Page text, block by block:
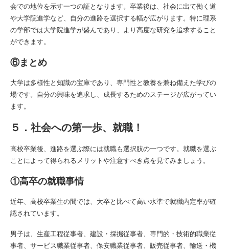
会での地位を示す一つの証となります。卒業後は、社会に出て働く道
や大学院進学など、自分の進路を選択する幅が広がります。特に理系
の学部では大学院進学が盛んであり、より高度な研究を追求すること
ができます。
⑥まとめ
大学は多様性と知識の宝庫であり、専門性と教養を兼ね備えた学びの
場です。自分の興味を追求し、成長するためのステージが広がってい
ます。
５．社会への第一歩、就職！
高校卒業後、進路を選ぶ際には就職も選択肢の一つです。就職を選ぶ
ことによって得られるメリットや注意すべき点を見てみましょう。
①高卒の就職事情
近年、高校卒業生の間では、大卒と比べて高い水準で就職内定率が確
認されています。
男子は、生産工程従事者、建設・採掘従事者、専門的・技術的職業従
事者、サービス職業従事者、保安職業従事者、販売従事者、輸送・機